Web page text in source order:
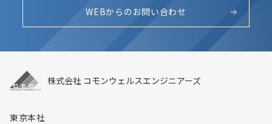
WEBからのお問い合わせ
株式会社 コモンウェルスエンジニアーズ
東京本社